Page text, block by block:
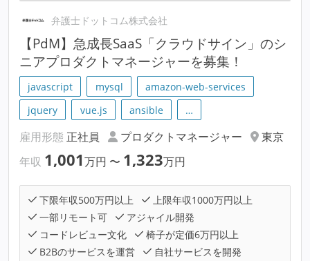
弁護士ドットコム株式会社
【PdM】急成長SaaS「クラウドサイン」のシ
ニアプロダクトマネージャーを募集！
javascript mysql
amazon-web-services
jquery
vue.js ansible …
雇用形態 正社員 プロダクトマネージャー
東京
年収 1,001万円 〜 1,323万円
下限年収500万円以上
上限年収1000万円以上
一部リモート可
アジャイル開発
コードレビュー文化
椅子が定価6万円以上
B2Bのサービスを運営
自社サービスを開発